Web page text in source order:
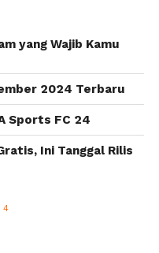
Bulan
yang Wajib Kamu
2024 Terbaru
Sports FC 24
Ini Tanggal Rilis
4